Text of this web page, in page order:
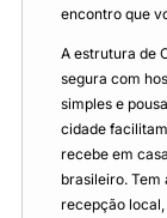
encontro que
A estrutura de
segura com
simples e
cidade
recebe em
brasileiro. Tem
recepção